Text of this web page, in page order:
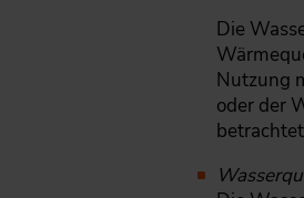
Die
Nutzung
oder der